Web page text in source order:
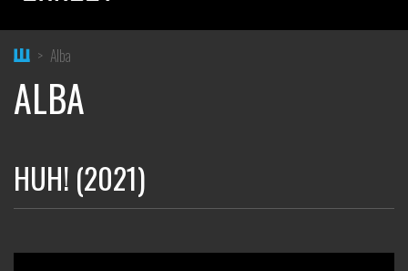
HomeAlba
ALBA
HUH! (2021)